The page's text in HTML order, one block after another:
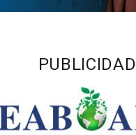
PUBLICIDAD